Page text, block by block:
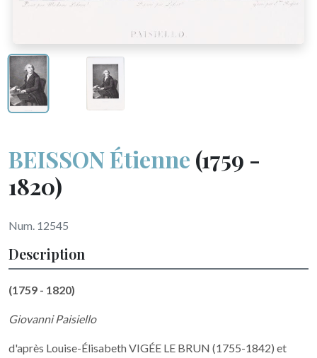
BEISSON Étienne (1759 -
1820)
Num. 12545
Description
(1759 - 1820)
Giovanni Paisiello
d'après Louise-Élisabeth VIGÉE LE BRUN (1755-1842) et